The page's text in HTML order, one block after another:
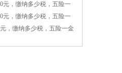
元，缴纳多少税，五险一
元，缴纳多少税，五险一
，缴纳多少税，五险一金